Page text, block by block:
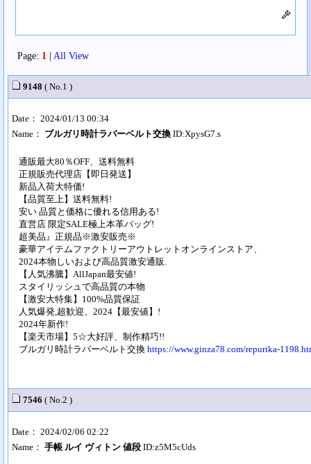
Page: 1 | All View
9148 ( No.1 )
Date： 2024/01/13 00:34
Name： ブルガリ時計ラバーベルト交換 ID:XpysG7.s
通販最大80％OFF、送料無料
正規販売代理店【即日発送】
新品入荷大特価!
【品質至上】送料無料!
安い 品質と価格に優れる信用ある!
直営店 限定SALE極上本革バッグ!
超美品』正規品※激安販売※
豪華アイテムファクトリーアウトレットオンラインストア、
2024本物しいおよび高品質激安通販.
【人気沸騰】AllJapan最安値!
スタイリッシュで高品質の本物
【激安大特集】100%品質保証
人気爆発,超歓迎、2024【最安値】!
2024年新作!
【楽天市場】5☆大好評、制作精巧!!
ブルガリ時計ラバーベルト交換https://www.ginza78.com/repurika-
7546 ( No.2 )
Date： 2024/02/06 02:22
Name：手帳 ルイ ヴィトン 値段 ID:z5M5cUds